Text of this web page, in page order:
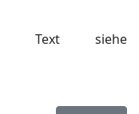
Text siehe